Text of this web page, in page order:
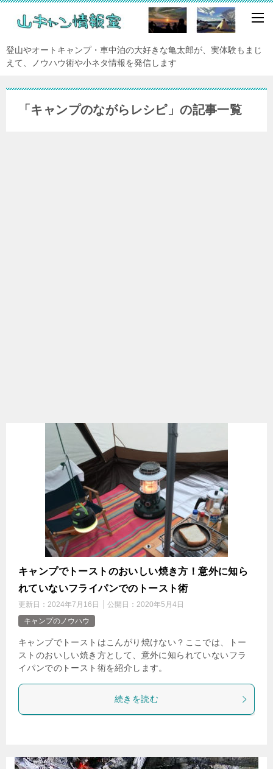
登山やオートキャンプ・車中泊の大好きな亀太郎が、実体験もまじ
えて、ノウハウ術や小ネタ情報を発信します
「キャンプのながらレシピ」の記事一覧
キャンプでトーストのおいしい焼き方！意外に知ら
れていないフライパンでのトースト術
更新日： 2024年7月16日 公開日： 2020年5月4日
キャンプのノウハウ
キャンプでトーストはこんがり焼けない？ここでは、トー
ストのおいしい焼き方として、意外に知られていないフラ
イパンでのトースト術を紹介します。
続きを読む